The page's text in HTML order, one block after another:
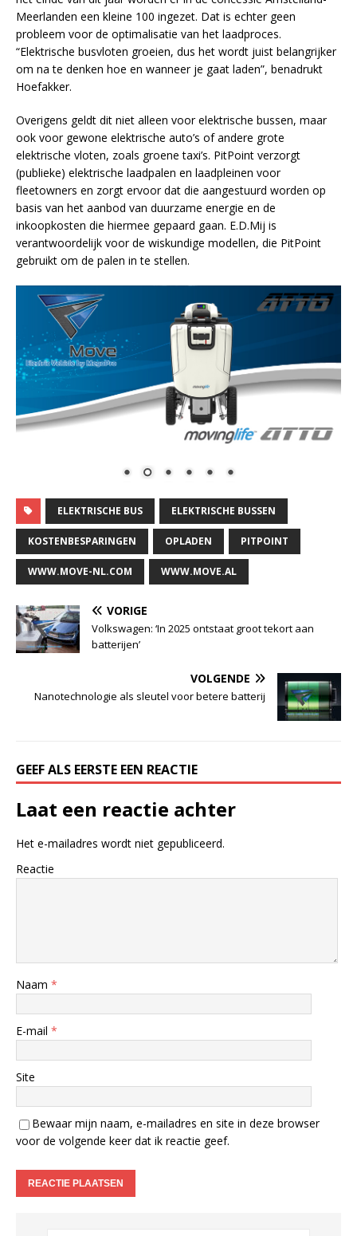
Meerlanden een kleine 100 ingezet. Dat is echter geen
probleem voor de optimalisatie van het laadproces.
“Elektrische busvloten groeien, dus het wordt juist belangrijker
om na te denken hoe en wanneer je gaat laden”, benadrukt
Hoefakker.
Overigens geldt dit niet alleen voor elektrische bussen, maar
ook voor gewone elektrische auto’s of andere grote
elektrische vloten, zoals groene taxi’s. PitPoint verzorgt
(publieke) elektrische laadpalen en laadpleinen voor
fleetowners en zorgt ervoor dat die aangestuurd worden op
basis van het aanbod van duurzame energie en de
inkoopkosten die hiermee gepaard gaan. E.D.Mij is
verantwoordelijk voor de wiskundige modellen, die PitPoint
gebruikt om de palen in te stellen.
ELEKTRISCHE BUS ELEKTRISCHE BUSSEN
KOSTENBESPARINGEN OPLADEN PITPOINT
WWW.MOVE-NL.COM WWW.MOVE.AL
VORIGE
Volkswagen: ‘In 2025 ontstaat groot tekort aan
batterijen’
VOLGENDE
Nanotechnologie als sleutel voor betere batterij
GEEF ALS EERSTE EEN REACTIE
Laat een reactie achter
Het e-mailadres wordt niet gepubliceerd.
Reactie
Naam *
E-mail *
Site
Bewaar mijn naam, e-mailadres en site in deze browser
voor de volgende keer dat ik reactie geef.